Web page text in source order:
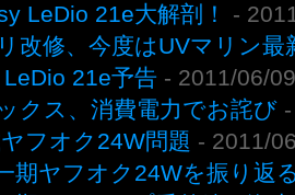
LeDio 21e大解剖！
-
改修、今度はUVマリン最
21e予告 - 2011/06/
クス、消費電力でお詫び
フオク24W問題 - 2011/
期ヤフオク24Wを振り返